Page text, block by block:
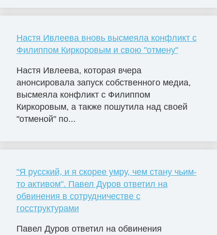
Настя Ивлеева вновь высмеяла конфликт с
Филиппом Киркоровым и свою "отмену"
Настя Ивлеева, которая вчера
анонсировала запуск собственного медиа,
высмеяла конфликт с Филиппом
Киркоровым, а также пошутила над своей
"отменой" по...
"Я русский, и я скорее умру, чем стану чьим-
то активом". Павел Дуров ответил на
обвинения в сотрудничестве с
госструктурами
Павел Дуров ответил на обвинения